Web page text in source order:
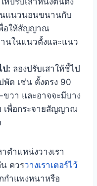
นแนวนอนขนานกับ
อให้สัญญาณ
นในแนวตั้งและแนว
ป: ลองปรับเสาให้ชี้ไป
ด เช่น ตั้งตรง 90
ขวา และอาจจะมีบาง
เพื่อกระจายสัญญาณ
ตำแหน่งวางเรา
ควรวางเราเตอร์ไว้
กำแพงหนาหรือ